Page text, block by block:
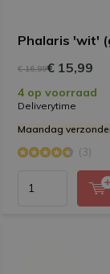
Phalaris 'wit'
€ 16,99€ 15,99
4 op voorraad
Deliverytime
Maandag
(3)